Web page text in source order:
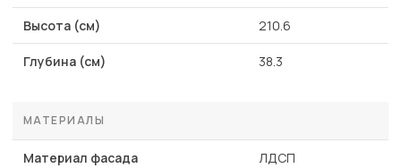
Высота (см) 210.6
Глубина (см) 38.3
МАТЕРИАЛЫ
Материал фасада ЛДСП